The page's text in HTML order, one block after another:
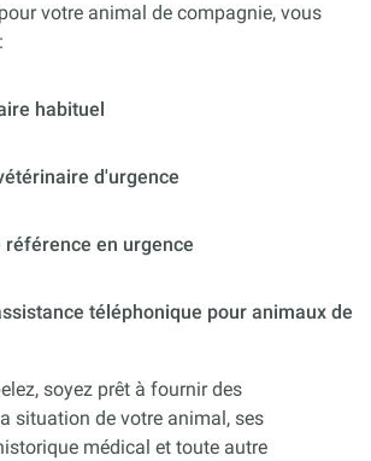
votre animal de compagnie, vous
habituel
d'urgence
référence en urgence
téléphonique pour animaux de
soyez prêt à fournir des
situation de votre animal, ses
médical et toute autre